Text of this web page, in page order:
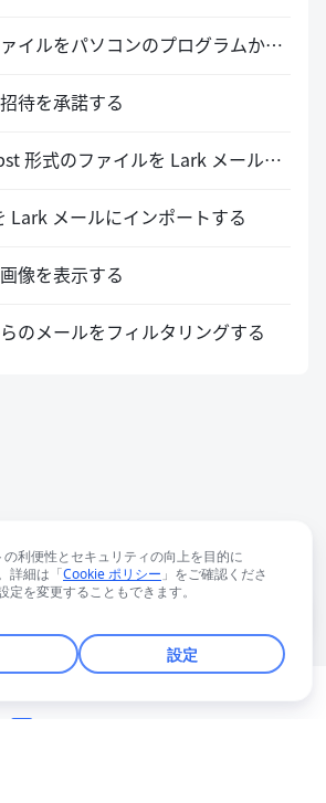
• メールの添付ファイルをパソコンのプログラムから開く
待を承諾する
• .mbox または .pst 形式のファイルを Lark メールにインポートする
Lark メールにインポートする
像を表示する
のメールをフィルタリングする
利便性とセキュリティの向上を目的に
詳細は「Cookie ポリシー」をご確認くださ
定を変更することもできます。
設定